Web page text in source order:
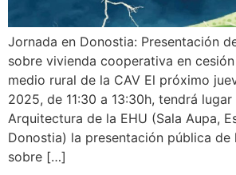
Jornada en Donostia: Presentación
sobre vivienda cooperativa en
medio rural de la CAV El próximo
2025, de 11:30 a 13:30h, tendrá
Arquitectura de la EHU (Sala Aupa,
Donostia) la presentación pública de
sobre […]